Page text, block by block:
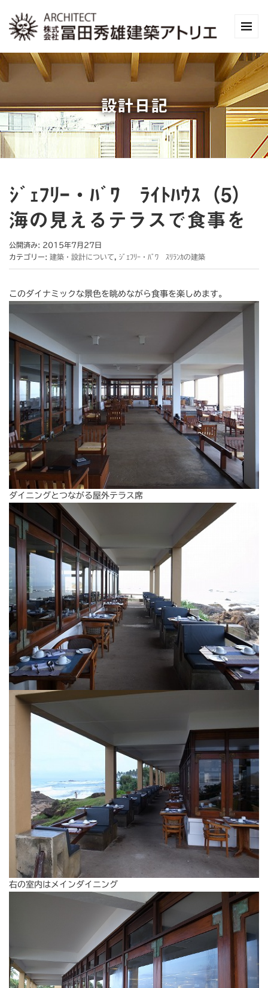
設計日記
ｼﾞｪﾌﾘｰ・ﾊﾞﾜ ﾗｲﾄﾊｳｽ（5）
海の見えるテラスで食事を
公開済み: 2015年7月27日
カテゴリー: 建築・設計について ｼﾞｪﾌﾘｰ・ﾊﾞﾜ ｽﾘﾗﾝｶの建築
このダイナミックな景色を眺めながら食事を楽しめます。
ダイニングとつながる屋外テラス席
右の室内はメインダイニング